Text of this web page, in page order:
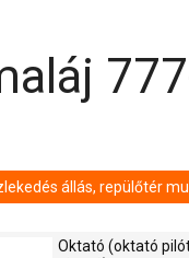
állás, repülőtér
Oktató (oktató